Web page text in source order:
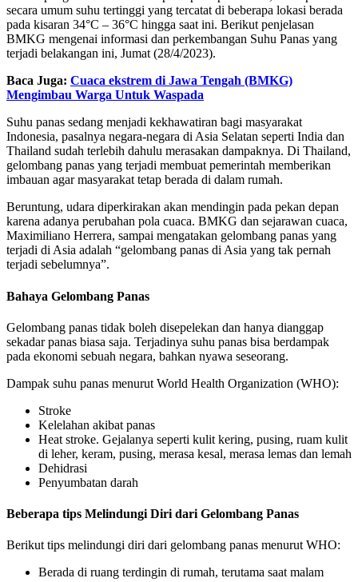
secara umum suhu tertinggi yang tercatat di beberapa lokasi berada
pada kisaran 34°C – 36°C hingga saat ini. Berikut penjelasan
BMKG mengenai informasi dan perkembangan Suhu Panas yang
terjadi belakangan ini, Jumat (28/4/2023).
Baca Juga: Cuaca ekstrem di Jawa Tengah (BMKG)
Mengimbau Warga Untuk Waspada
Suhu panas sedang menjadi kekhawatiran bagi masyarakat
Indonesia, pasalnya negara-negara di Asia Selatan seperti India dan
Thailand sudah terlebih dahulu merasakan dampaknya. Di Thailand,
gelombang panas yang terjadi membuat pemerintah memberikan
imbauan agar masyarakat tetap berada di dalam rumah.
Beruntung, udara diperkirakan akan mendingin pada pekan depan
karena adanya perubahan pola cuaca. BMKG dan sejarawan cuaca,
Maximiliano Herrera, sampai mengatakan gelombang panas yang
terjadi di Asia adalah “gelombang panas di Asia yang tak pernah
terjadi sebelumnya”.
Bahaya Gelombang Panas
Gelombang panas tidak boleh disepelekan dan hanya dianggap
sekadar panas biasa saja. Terjadinya suhu panas bisa berdampak
pada ekonomi sebuah negara, bahkan nyawa seseorang.
Dampak suhu panas menurut World Health Organization (WHO):
Stroke
Kelelahan akibat panas
Heat stroke. Gejalanya seperti kulit kering, pusing, ruam kulit
di leher, keram, pusing, merasa kesal, merasa lemas dan lemah
Dehidrasi
Penyumbatan darah
Beberapa tips Melindungi Diri dari Gelombang Panas
Berikut tips melindungi diri dari gelombang panas menurut WHO:
Berada di ruang terdingin di rumah, terutama saat malam